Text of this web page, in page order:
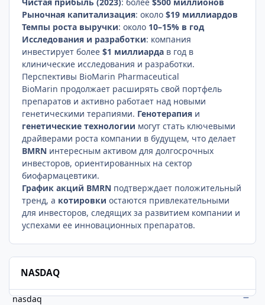
Рыночная капитализация: около$19 миллиардов
Темпы роста выручки: около 10–15% в год
Исследования и разработки: компания
инвестирует более$1 миллиарда в год в
клинические исследования и разработки.
Перспективы BioMarin Pharmaceutical
BioMarin продолжает расширять свой портфель
препаратов и активно работает над новыми
генетическими терапиями. Генотерапия и
генетические технологии могут стать ключевыми
драйверами роста компании в будущем, что делает
BMRN интересным активом для долгосрочных
инвесторов, ориентированных на сектор
биофармацевтики.
График акций BMRN подтверждает положительный
тренд, а котировки остаются привлекательными
для инвесторов, следящих за развитием компании и
успехами ее инновационных препаратов.
NASDAQ
nasdaq